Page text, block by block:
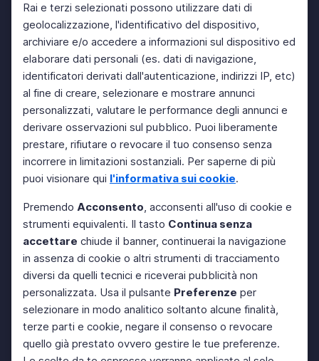
Rai e terzi selezionati possono utilizzare dati di
geolocalizzazione, l'identificativo del dispositivo,
archiviare e/o accedere a informazioni sul dispositivo ed
elaborare dati personali (es. dati di navigazione,
identificatori derivati dall'autenticazione, indirizzi IP, etc)
al fine di creare, selezionare e mostrare annunci
personalizzati, valutare le performance degli annunci e
derivare osservazioni sul pubblico. Puoi liberamente
prestare, rifiutare o revocare il tuo consenso senza
incorrere in limitazioni sostanziali. Per saperne di più
puoi visionare qui l'informativa sui cookie.
Premendo Acconsento, acconsenti all'uso di cookie e
strumenti equivalenti. Il tasto Continua senza
accettare chiude il banner, continuerai la navigazione
in assenza di cookie o altri strumenti di tracciamento
diversi da quelli tecnici e riceverai pubblicità non
personalizzata. Usa il pulsante Preferenze per
selezionare in modo analitico soltanto alcune finalità,
terze parti e cookie, negare il consenso o revocare
quello già prestato ovvero gestire le tue preferenze.